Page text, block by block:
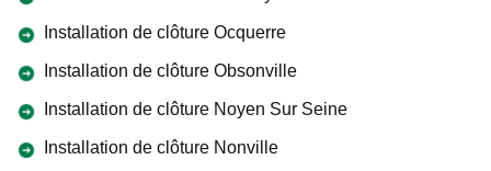
Installation de clôture Ocquerre
Installation de clôture Obsonville
Installation de clôture Noyen Sur Seine
Installation de clôture Nonville